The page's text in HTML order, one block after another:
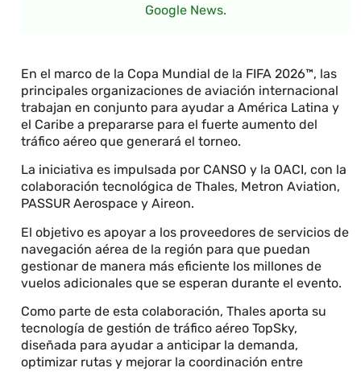
Google News.
En el marco de la Copa Mundial de la FIFA 2026™, las
principales organizaciones de aviación internacional
trabajan en conjunto para ayudar a América Latina y
el Caribe a prepararse para el fuerte aumento del
tráfico aéreo que generará el torneo.
La iniciativa es impulsada por CANSO y la OACI, con la
colaboración tecnológica de Thales, Metron Aviation,
PASSUR Aerospace y Aireon.
El objetivo es apoyar a los proveedores de servicios de
navegación aérea de la región para que puedan
gestionar de manera más eficiente los millones de
vuelos adicionales que se esperan durante el evento.
Como parte de esta colaboración, Thales aporta su
tecnología de gestión de tráfico aéreo TopSky,
diseñada para ayudar a anticipar la demanda,
optimizar rutas y mejorar la coordinación entre